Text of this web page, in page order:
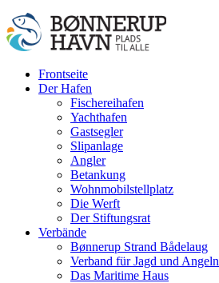
Frontseite
Der Hafen
Fischereihafen
Yachthafen
Gastsegler
Slipanlage
Angler
Betankung
Wohnmobilstellplatz
Die Werft
Der Stiftungsrat
Verbände
Bønnerup Strand Bådelaug
Verband für Jagd und Angeln
Das Maritime Haus